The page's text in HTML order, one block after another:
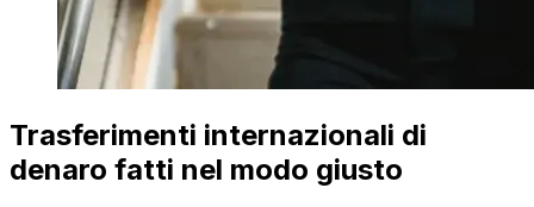
Trasferimenti internazionali di
denaro fatti nel modo giusto